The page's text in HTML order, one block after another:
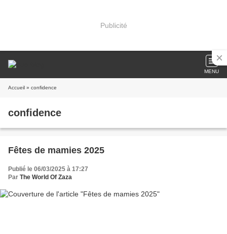
Publicité
MENU
Accueil » confidence
confidence
Fêtes de mamies 2025
Publié le 06/03/2025 à 17:27
Par The World Of Zaza